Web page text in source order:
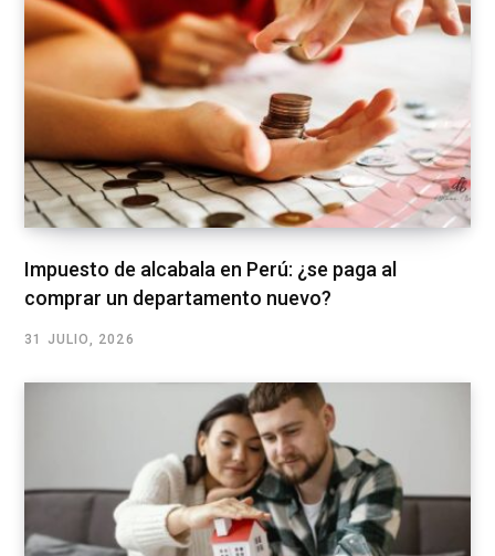
Impuesto de alcabala en Perú: ¿se paga al
comprar un departamento nuevo?
31 JULIO, 2026